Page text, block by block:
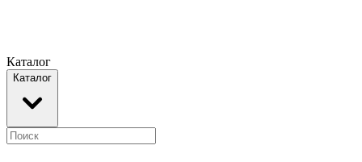
Каталог
Каталог